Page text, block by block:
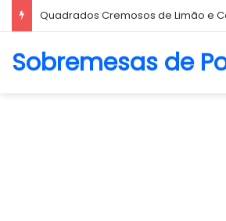
Quadrados Cremosos de Limão e
Sobremesas de